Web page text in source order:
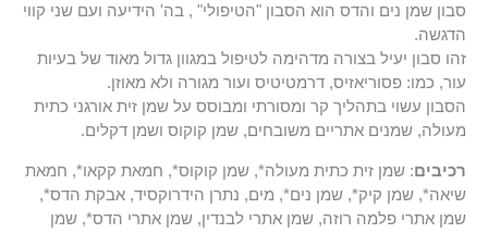
סבון שמן נים והדס הוא הסבון "הטיפולי" , בה' הידיעה ועם שני קווי
הדגשה.
זהו סבון יעיל בצורה מדהימה לטיפול במגוון גדול מאוד של בעיות
עור, כמו: פסוריאזיס, דרמטיטיס ועור מגורה ולא מאוזן.
הסבון עשוי בתהליך קר ומסורתי ומבוסס על שמן זית אורגני כתית
מעולה, שמנים אתריים משובחים, שמן קוקוס ושמן דקלים.
רכיבים: שמן זית כתית מעולה*, שמן קוקוס*, חמאת קקאו*, חמאת
שיאה*, שמן קיק*, שמן נים*, מים, נתרן הידרוקסיד, אבקת הדס*,
שמן אתרי פלמה רוזה, שמן אתרי לבנדין, שמן אתרי הדס*, שמן